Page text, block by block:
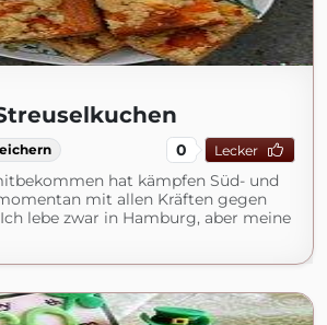
0 Lecker
hat kämpfen Süd- und
mit allen Kräften gegen
lebe zwar in Hamburg, aber meine